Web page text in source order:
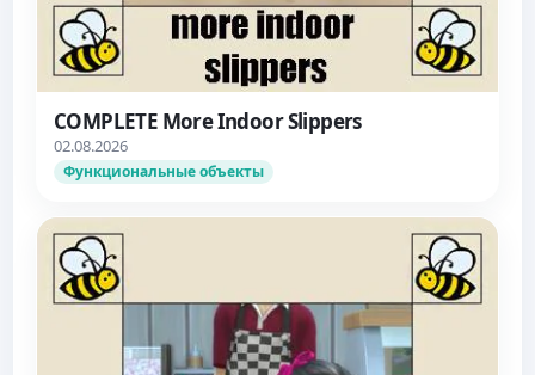
COMPLETE More Indoor Slippers
02.08.2026
Функциональные объекты